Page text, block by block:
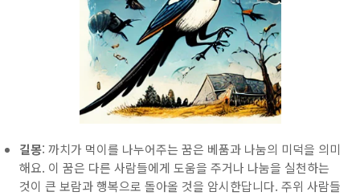
길몽: 까치가 먹이를 나누어주는 꿈은 베품과 나눔의 미덕을 의미
해요. 이 꿈은 다른 사람들에게 도움을 주거나 나눔을 실천하는
것이 큰 보람과 행복으로 돌아올 것을 암시한답니다. 주위 사람들